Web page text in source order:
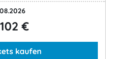
102 €
kaufen